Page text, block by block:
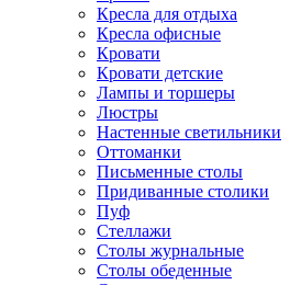
Кресла для отдыха
Кресла офисные
Кровати
Кровати детские
Лампы и торшеры
Люстры
Настенные светильники
Оттоманки
Письменные столы
Придиванные столики
Пуф
Стеллажи
Столы журнальные
Столы обеденные